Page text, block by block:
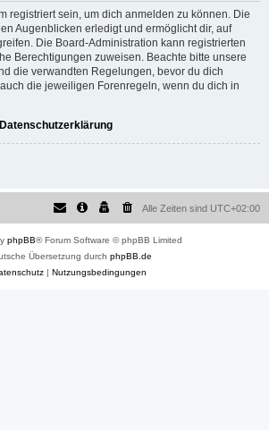
registriert sein, um dich anmelden zu können. Die
Augenblicken erledigt und ermöglicht dir, auf
Die Board-Administration kann registrierten
Berechtigungen zuweisen. Beachte bitte unsere
die verwandten Regelungen, bevor du dich
die jeweiligen Forenregeln, wenn du dich in
Datenschutzerklärung
Alle Zeiten sind UTC+02:00
phpBB® Forum Software © phpBB Limited
Übersetzung durch phpBB.de
| Nutzungsbedingungen